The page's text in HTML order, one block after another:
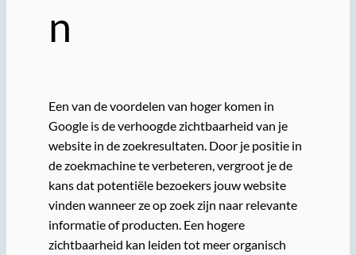
n
Een van de voordelen van hoger komen in
Google is de verhoogde zichtbaarheid van je
website in de zoekresultaten. Door je positie in
de zoekmachine te verbeteren, vergroot je de
kans dat potentiële bezoekers jouw website
vinden wanneer ze op zoek zijn naar relevante
informatie of producten. Een hogere
zichtbaarheid kan leiden tot meer organisch